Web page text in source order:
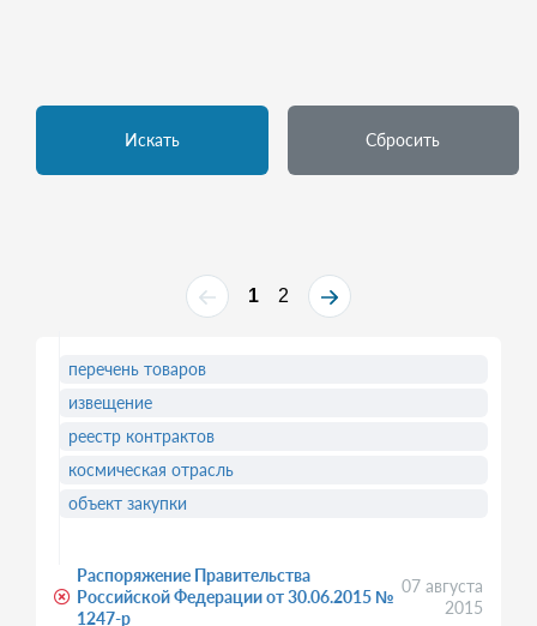
Искать Сбросить
1 2
Распоряжение Правительства
Российской Федерации от 30.06.2015 №
1247-р
07 августа
2015
перечень товаров
извещение
реестр контрактов
космическая отрасль
объект закупки